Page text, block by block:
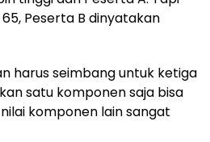
Peserta B dinyatakan
harus seimbang untuk ketiga
satu komponen saja bisa
komponen lain sangat